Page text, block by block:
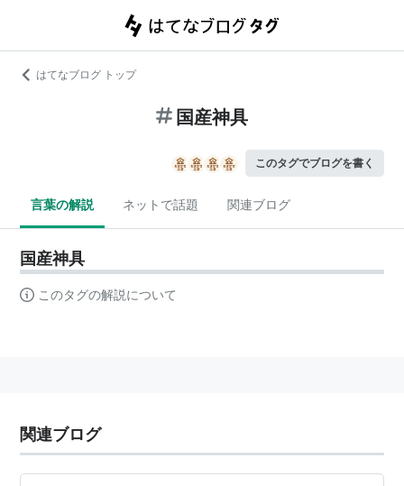
はてなブログ トップ
国産神具
このタグでブログを書く
言葉の解説 ネットで話題 関連ブログ
国産神具
このタグの解説について
関連ブログ